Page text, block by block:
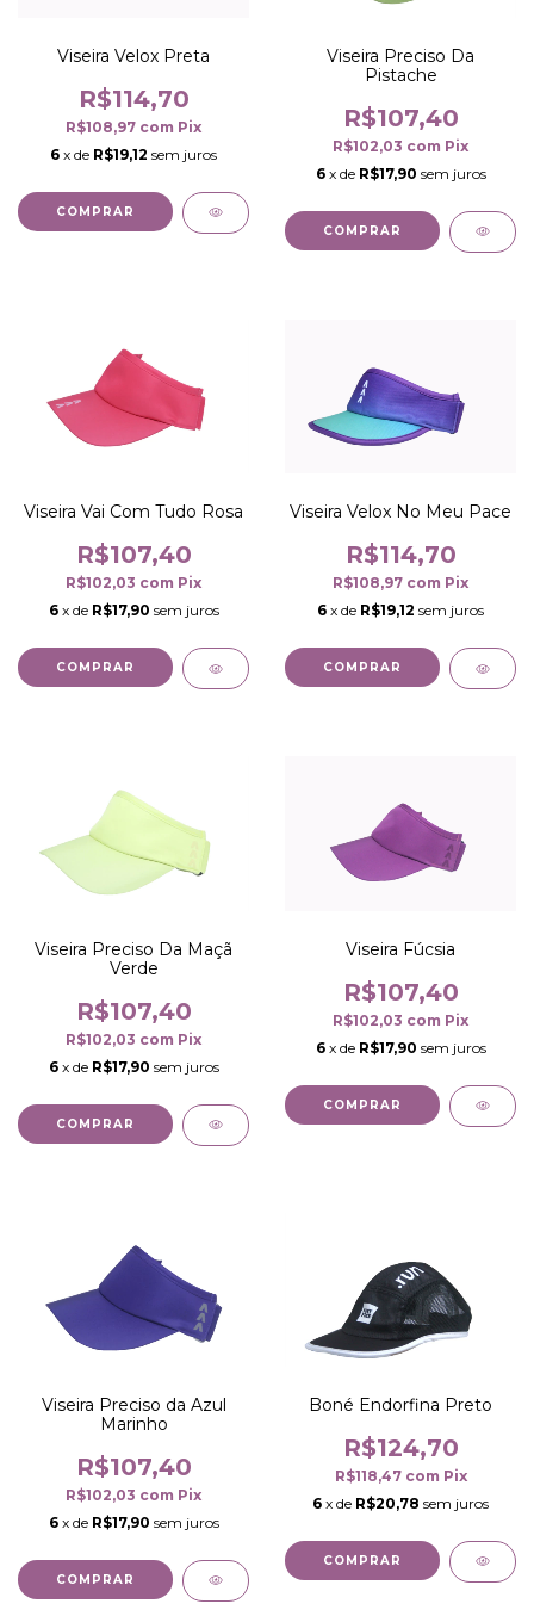
Viseira Velox Preta
R$114,70
R$108,97 com Pix
6 x de R$19,12 sem juros
COMPRAR
Viseira Preciso Da
Pistache
R$107,40
R$102,03 com Pix
6 x de R$17,90 sem juros
COMPRAR
Viseira Vai Com Tudo Rosa
R$107,40
R$102,03 com Pix
6 x de R$17,90 sem juros
COMPRAR
Viseira Velox No Meu Pace
R$114,70
R$108,97 com Pix
6 x de R$19,12 sem juros
COMPRAR
Viseira Preciso Da Maçã
Verde
R$107,40
R$102,03 com Pix
6 x de R$17,90 sem juros
COMPRAR
Viseira Fúcsia
R$107,40
R$102,03 com Pix
6 x de R$17,90 sem juros
COMPRAR
Viseira Preciso da Azul
Marinho
R$107,40
R$102,03 com Pix
6 x de R$17,90 sem juros
COMPRAR
Boné Endorfina Preto
R$124,70
R$118,47 com Pix
6 x de R$20,78 sem juros
COMPRAR